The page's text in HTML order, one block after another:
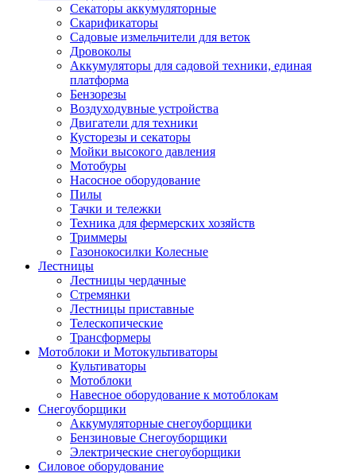
Секаторы аккумуляторные
Скарификаторы
Садовые измельчители для веток
Дровоколы
Аккумуляторы для садовой техники, единая
платформа
Бензорезы
Воздуходувные устройства
Двигатели для техники
Кусторезы и секаторы
Мойки высокого давления
Мотобуры
Насосное оборудование
Пилы
Тачки и тележки
Техника для фермерских хозяйств
Триммеры
Газонокосилки Колесные
Лестницы
Лестницы чердачные
Стремянки
Лестницы приставные
Телескопические
Трансформеры
Мотоблоки и Мотокультиваторы
Культиваторы
Мотоблоки
Навесное оборудование к мотоблокам
Снегоуборщики
Аккумуляторные снегоуборщики
Бензиновые Снегоуборщики
Электрические снегоуборщики
Силовое оборудование